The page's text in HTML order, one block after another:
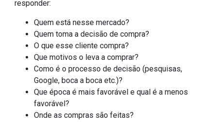
responder:
Quem está nesse mercado?
Quem toma a decisão de compra?
O que esse cliente compra?
Que motivos o leva a comprar?
Como é o processo de decisão (pesquisas,
Google, boca a boca etc.)?
Que época é mais favorável e qual é a menos
favorável?
Onde as compras são feitas?